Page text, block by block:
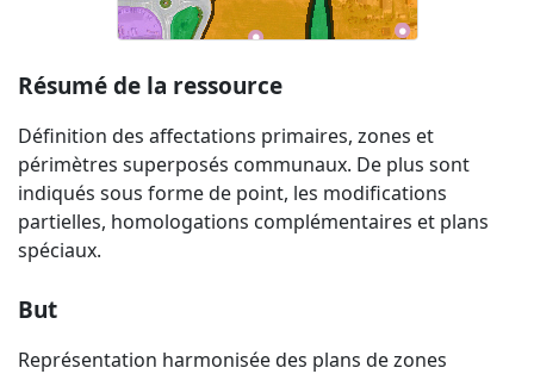
Résumé de la ressource
Définition des affectations primaires, zones et
périmètres superposés communaux. De plus sont
indiqués sous forme de point, les modifications
partielles, homologations complémentaires et plans
spéciaux.
But
Représentation harmonisée des plans de zones